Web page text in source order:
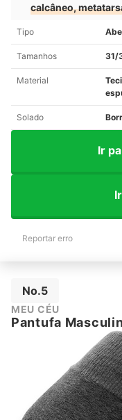
calcâneo,
Tipo
Tamanhos 31/
Material
Solado
Ir
Reportar erro
No.5
MEU CÉU
Pantufa